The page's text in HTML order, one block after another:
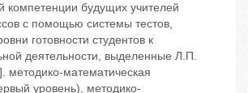
компетенции будущих учителей
с помощью системы тестов,
готовности студентов к
деятельности, выделенные Л.П.
методико-математическая
уровень), методико-